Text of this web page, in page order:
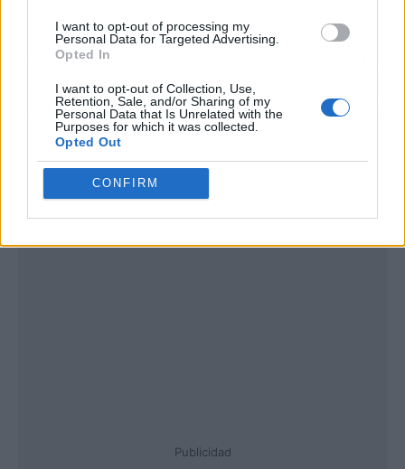
I want to opt-out of processing my
Personal Data for Targeted Advertising.
Opted In
I want to opt-out of Collection, Use,
Retention, Sale, and/or Sharing of my
Personal Data that Is Unrelated with the
Purposes for which it was collected.
Opted Out
CONFIRM
ARTÍCULO ANTERIOR
PILAR RUBIO TIENE EN
MENTE LA IDEA DE
"RECONSTRUIR" SU
PECHO
ARTÍCULO SIGUIENTE
CONTADOS? ESTE ES
SU POSIBLE
SUSTITUTO
Publicidad